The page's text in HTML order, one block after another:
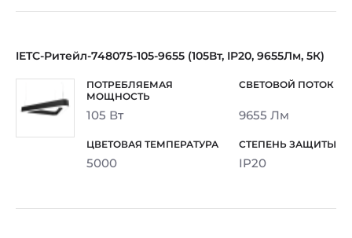
IETC-Ритейл-748075-105-9655 (105Вт, IP20, 9655Лм, 5К)
105 Вт 9655 Лм
5000 IP20